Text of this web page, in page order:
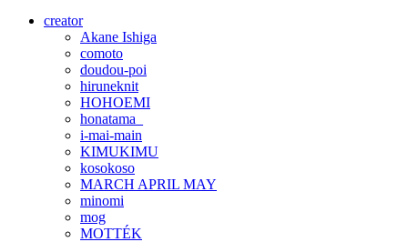
creator
Akane Ishiga
comoto
doudou-poi
hiruneknit
HOHOEMI
honatama_
i-mai-main
KIMUKIMU
kosokoso
MARCH APRIL MAY
minomi
mog
MOTTÉK